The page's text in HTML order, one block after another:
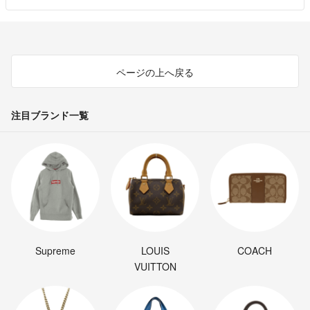
ページの上へ戻る
注目ブランド一覧
Supreme
LOUIS
VUITTON
COACH